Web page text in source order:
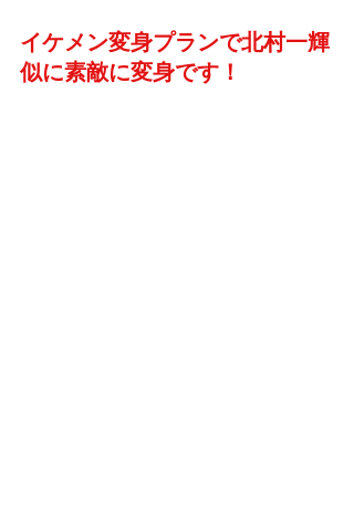
イケメン変身プランで北村一輝
似に素敵に変身です！